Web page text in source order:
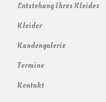
Entstehung Ihres Kleides
Kleider
Kundengalerie
Termine
Kontakt